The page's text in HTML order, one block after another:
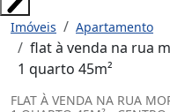
Imóveis Apartamento
flat à venda na rua
1 quarto 45m²
FLAT À VENDA NA RUA